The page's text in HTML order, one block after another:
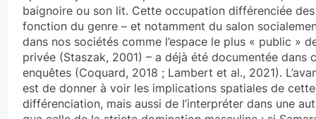
baignoire ou son lit. Cette occupation différenciée
fonction du genre – et notamment du salon
dans nos sociétés comme l’espace le plus « public »
privée (Staszak, 2001) – a déjà été documentée dans
enquêtes (Coquard, 2018 ; Lambert et al., 2021).
est de donner à voir les implications spatiales de cette
différenciation, mais aussi de l’interpréter dans une